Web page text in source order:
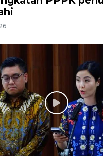
Persebaya,
Ramadhan